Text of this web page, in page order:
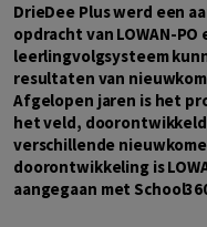
DrieDee Plus werd een
opdracht van LOWAN-
leerlingvolgsysteem
resultaten van
Afgelopen jaren is het
het veld,
verschillende
doorontwikkeling is
aangegaan met